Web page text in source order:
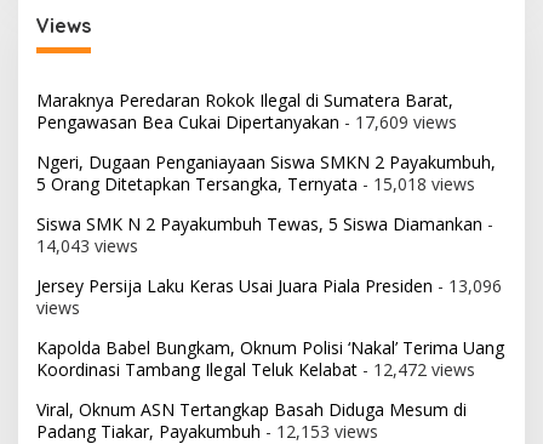
Views
Maraknya Peredaran Rokok Ilegal di Sumatera Barat,
Pengawasan Bea Cukai Dipertanyakan - 17,609 views
Ngeri, Dugaan Penganiayaan Siswa SMKN 2 Payakumbuh,
5 Orang Ditetapkan Tersangka, Ternyata - 15,018 views
Siswa SMK N 2 Payakumbuh Tewas, 5 Siswa Diamankan -
14,043 views
Jersey Persija Laku Keras Usai Juara Piala Presiden - 13,096
views
Kapolda Babel Bungkam, Oknum Polisi ‘Nakal’ Terima Uang
Koordinasi Tambang Ilegal Teluk Kelabat - 12,472 views
Viral, Oknum ASN Tertangkap Basah Diduga Mesum di
Padang Tiakar, Payakumbuh - 12,153 views